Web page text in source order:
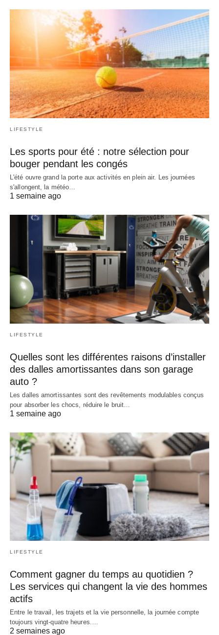
LIFESTYLE
Les sports pour été : notre sélection pour
bouger pendant les congés
L'été ouvre grand la porte aux activités en plein air. Les journées
s'allongent, la météo…
1 semaine ago
LIFESTYLE
Quelles sont les différentes raisons d’installer
des dalles amortissantes dans son garage
auto ?
Les dalles amortissantes sont des revêtements modulables conçus
pour absorber les chocs, réduire le bruit…
1 semaine ago
LIFESTYLE
Comment gagner du temps au quotidien ?
Les services qui changent la vie des hommes
actifs
Entre le travail, les trajets et la vie personnelle, la journée compte
toujours vingt-quatre heures.…
2 semaines ago